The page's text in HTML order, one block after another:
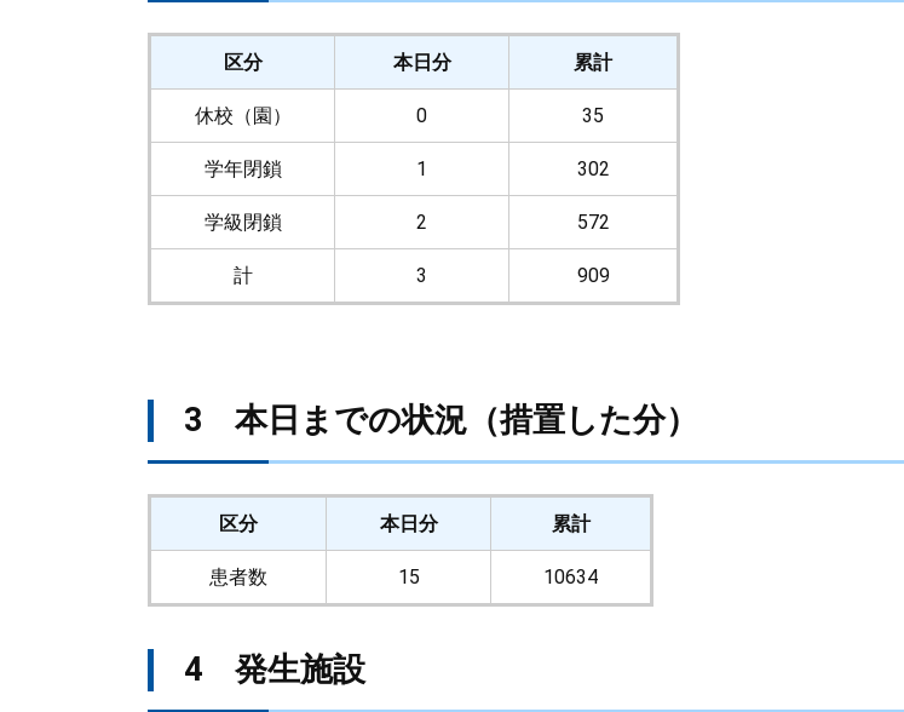
区分 本日分 累計
休校（園） 0 35
学年閉鎖 1 302
学級閉鎖 2 572
計 3 909
3 本日までの状況（措置した分）
区分 本日分 累計
患者数 15 10634
4 発生施設